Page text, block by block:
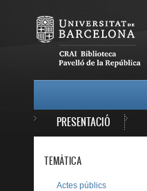
PRESENTACIÓ
TEMÀTICA
Actes públics